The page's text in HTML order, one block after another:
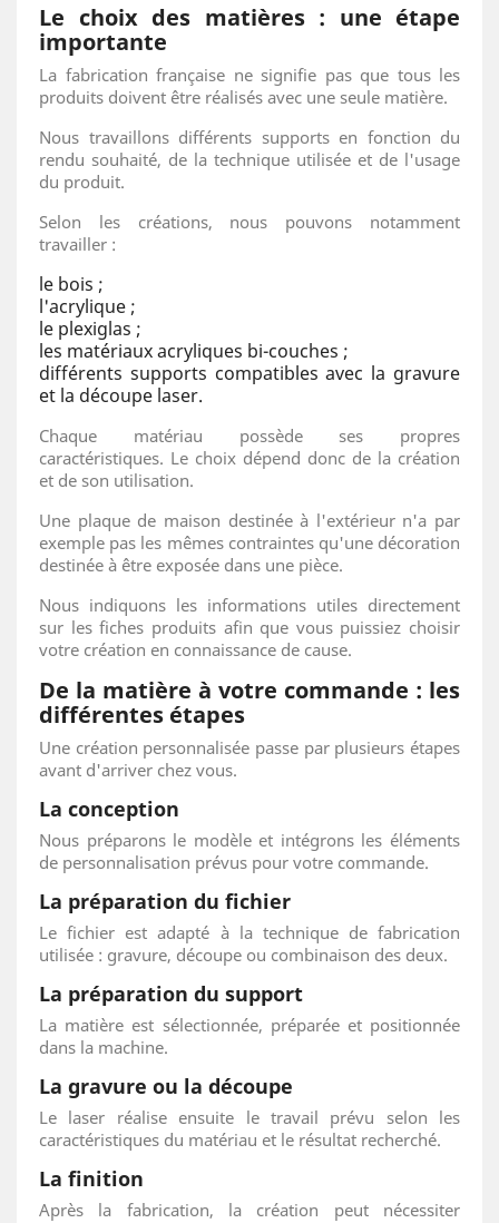
Le choix des matières : une étape
importante
La fabrication française ne signifie pas que tous les
produits doivent être réalisés avec une seule matière.
Nous travaillons différents supports en fonction du
rendu souhaité, de la technique utilisée et de l'usage
du produit.
Selon les créations, nous pouvons notamment
travailler :
le bois ;
l'acrylique ;
le plexiglas ;
les matériaux acryliques bi-couches ;
différents supports compatibles avec la gravure
et la découpe laser.
Chaque matériau possède ses propres
caractéristiques. Le choix dépend donc de la création
et de son utilisation.
Une plaque de maison destinée à l'extérieur n'a par
exemple pas les mêmes contraintes qu'une décoration
destinée à être exposée dans une pièce.
Nous indiquons les informations utiles directement
sur les fiches produits afin que vous puissiez choisir
votre création en connaissance de cause.
De la matière à votre commande : les
différentes étapes
Une création personnalisée passe par plusieurs étapes
avant d'arriver chez vous.
La conception
Nous préparons le modèle et intégrons les éléments
de personnalisation prévus pour votre commande.
La préparation du fichier
Le fichier est adapté à la technique de fabrication
utilisée : gravure, découpe ou combinaison des deux.
La préparation du support
La matière est sélectionnée, préparée et positionnée
dans la machine.
La gravure ou la découpe
Le laser réalise ensuite le travail prévu selon les
caractéristiques du matériau et le résultat recherché.
La finition
Après la fabrication, la création peut nécessiter